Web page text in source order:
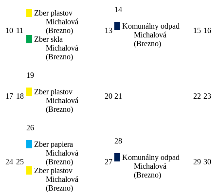
10 11
Zber plastov
Michalová
(Brezno)
Zber skla
Michalová
(Brezno)
13
14
Komunálny odpad
Michalová
(Brezno)
15 16
17 18
19
Zber plastov
Michalová
(Brezno)
20 21 22 23
24 25
26
Zber papiera
Michalová
(Brezno)
Zber plastov
Michalová
(Brezno)
27
28
Komunálny odpad
Michalová
(Brezno)
29 30